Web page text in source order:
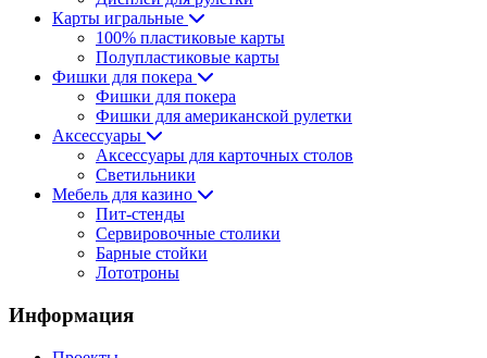
Карты игральные
100% пластиковые карты
Полупластиковые карты
Фишки для покера
Фишки для покера
Фишки для американской рулетки
Аксессуары
Аксессуары для карточных столов
Светильники
Мебель для казино
Пит-стенды
Сервировочные столики
Барные стойки
Лототроны
Информация